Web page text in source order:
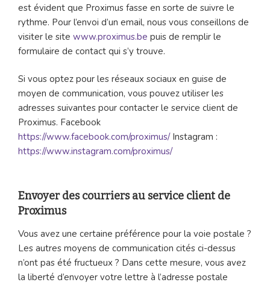
est évident que Proximus fasse en sorte de suivre le
rythme. Pour l’envoi d’un email, nous vous conseillons de
visiter le site www.proximus.be puis de remplir le
formulaire de contact qui s’y trouve.
Si vous optez pour les réseaux sociaux en guise de
moyen de communication, vous pouvez utiliser les
adresses suivantes pour contacter le service client de
Proximus. Facebook
https://www.facebook.com/proximus/Instagram :
https://www.instagram.com/proximus/
Envoyer des courriers au service client de
Proximus
Vous avez une certaine préférence pour la voie postale ?
Les autres moyens de communication cités ci-dessus
n’ont pas été fructueux ? Dans cette mesure, vous avez
la liberté d’envoyer votre lettre à l’adresse postale